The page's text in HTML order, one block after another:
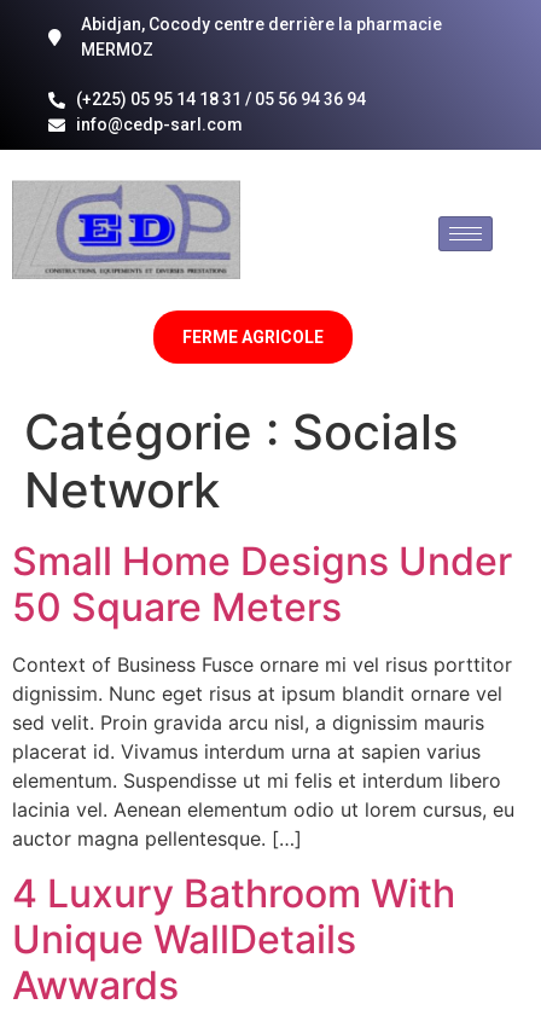
Abidjan, Cocody centre derrière la pharmacie
MERMOZ
(+225) 05 95 14 18 31 / 05 56 94 36 94
info@cedp-sarl.com
FERME AGRICOLE
Catégorie : Socials
Network
Small Home Designs Under
50 Square Meters
Context of Business Fusce ornare mi vel risus porttitor
dignissim. Nunc eget risus at ipsum blandit ornare vel
sed velit. Proin gravida arcu nisl, a dignissim mauris
placerat id. Vivamus interdum urna at sapien varius
elementum. Suspendisse ut mi felis et interdum libero
lacinia vel. Aenean elementum odio ut lorem cursus, eu
auctor magna pellentesque. […]
4 Luxury Bathroom With
Unique WallDetails
Awwards